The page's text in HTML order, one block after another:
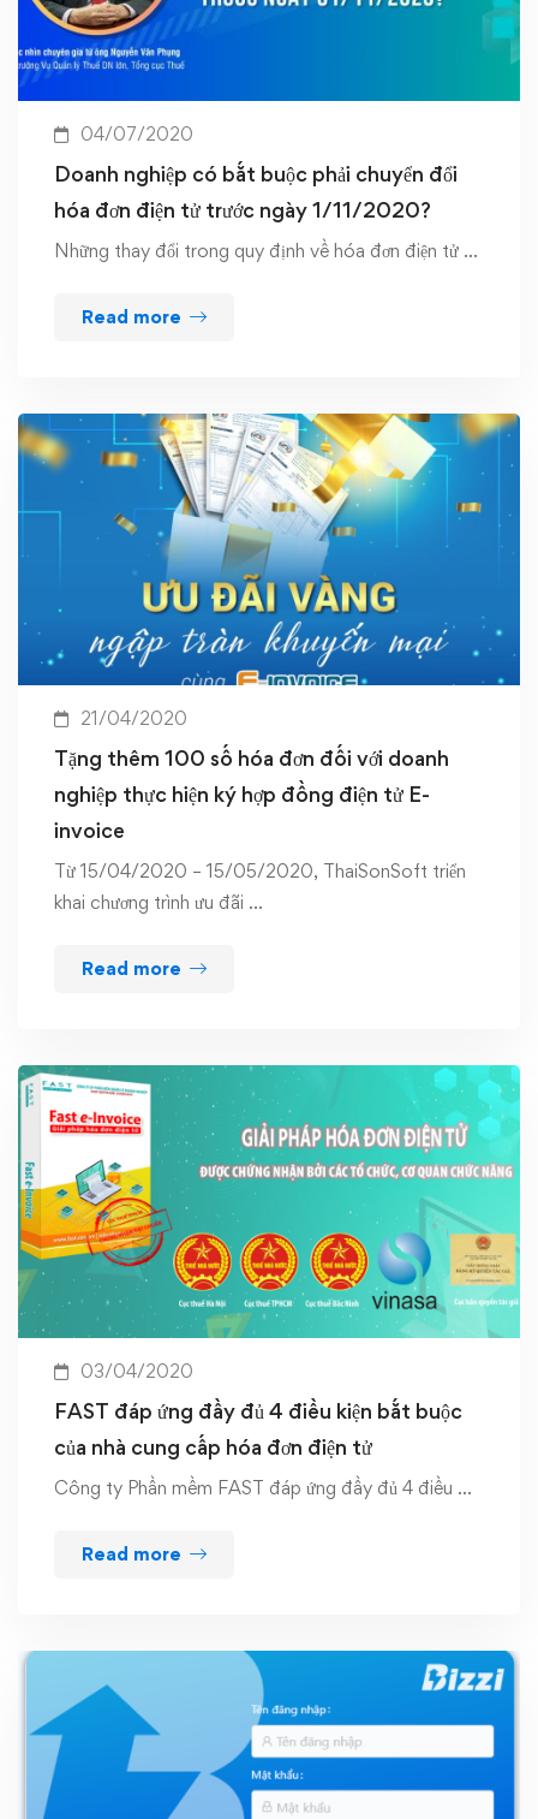
04/07/2020
Doanh nghiệp có bắt buộc phải chuyển đổi
hóa đơn điện tử trước ngày 1/11/2020?
Những thay đổi trong quy định về hóa đơn điện tử …
Read more
21/04/2020
Tặng thêm 100 số hóa đơn đối với doanh
nghiệp thực hiện ký hợp đồng điện tử E-
invoice
Từ 15/04/2020 – 15/05/2020, ThaiSonSoft triển
khai chương trình ưu đãi …
Read more
03/04/2020
FAST đáp ứng đầy đủ 4 điều kiện bắt buộc
của nhà cung cấp hóa đơn điện tử
Công ty Phần mềm FAST đáp ứng đầy đủ 4 điều …
Read more